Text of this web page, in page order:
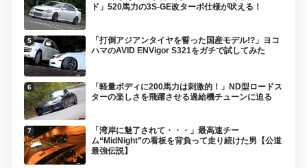
ド」520馬力の3S-GE改ターボ仕様が吠える！
「打倒アジアンタイヤを誓った国産モデル!?」ヨコ
ハマのAVID ENVigor S321をガチで試してみた
「軽量ボディに200馬力は刺激的！」ND型ロードス
ターの楽しさを飛躍させる過給機チューンに迫る
「湾岸に魅了されて・・・」最高速チー
ム“MidNight”の看板を背負って走り続けた男【公道
最強伝説】